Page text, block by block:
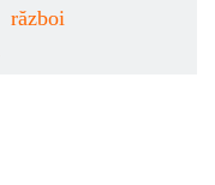
război